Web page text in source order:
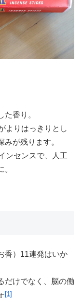
香り。
よりはっきりとし
が残ります。
ンセンスで、人工
香）11連発はいか
だけでなく、脳の働
[1] 。